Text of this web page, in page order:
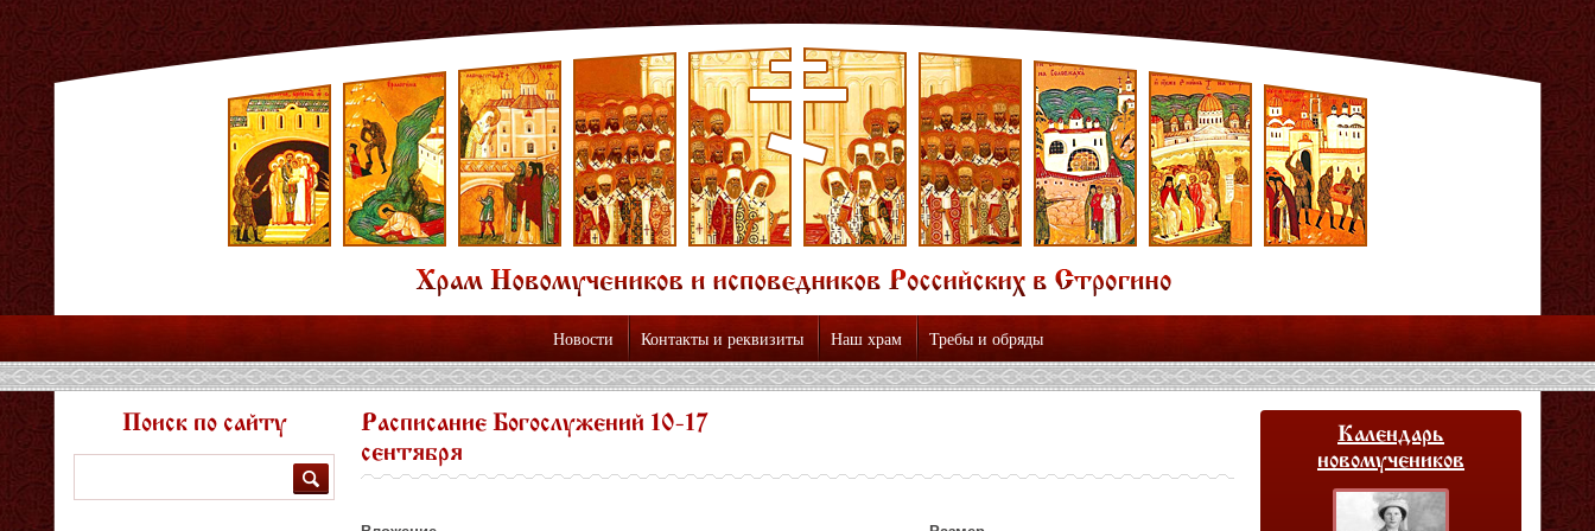
Новости Контакты и реквизиты Наш храм Требы и обряды
Расписание Богослужений 10-17
сентября
Поиск по сайту
Календарь
новомучеников